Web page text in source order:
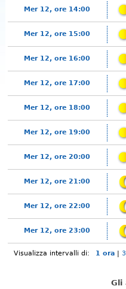
Mer 12, ore 14:00
Mer 12, ore 15:00
Mer 12, ore 16:00
Mer 12, ore 17:00
Mer 12, ore 18:00
Mer 12, ore 19:00
Mer 12, ore 20:00
Mer 12, ore 21:00
Mer 12, ore 22:00
Mer 12, ore 23:00
Visualizza intervalli di: 1 ora |
Gli